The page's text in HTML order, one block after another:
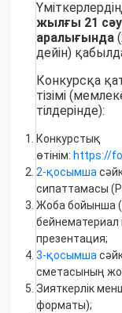
жылғы 21
аралығында
дейін)
Конкурсқа
тізімі
тілдерінде):
Конкурстық
өтінім: https://
2-қосымша
сипаттамасы
Жоба бойынша
презентация;
3-қосымша
сметасының
Зияткерлік
форматы);